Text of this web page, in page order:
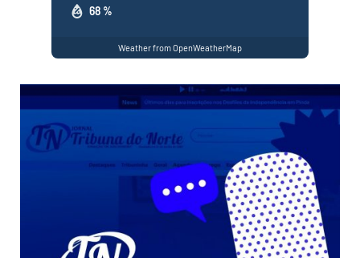
68 %
Weather from OpenWeatherMap